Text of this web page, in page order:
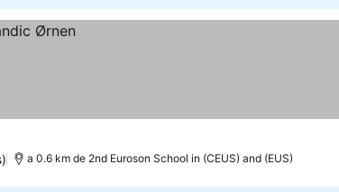
a 0.6 km de 2nd Euroson School in (CEUS) and (EUS)